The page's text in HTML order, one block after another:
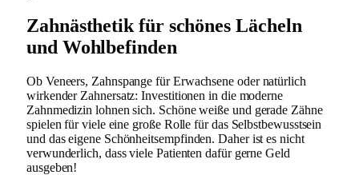
Zahnästhetik für schönes Lächeln
und Wohlbefinden
Ob Veneers, Zahnspange für Erwachsene oder natürlich
wirkender Zahnersatz: Investitionen in die moderne
Zahnmedizin lohnen sich. Schöne weiße und gerade Zähne
spielen für viele eine große Rolle für das Selbstbewusstsein
und das eigene Schönheitsempfinden. Daher ist es nicht
verwunderlich, dass viele Patienten dafür gerne Geld
ausgeben!